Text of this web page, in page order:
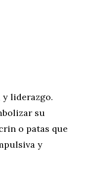
liderazgo.
su
o patas que
y